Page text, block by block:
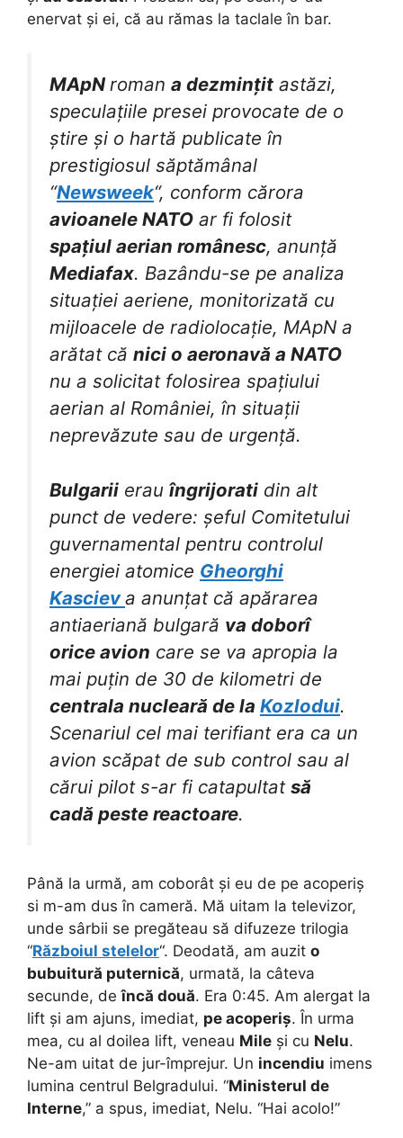
enervat și ei, că au rămas la taclale în bar.
MApNroman a dezmințit astăzi,
speculațiile presei provocate de o
știre și o hartă publicate în
prestigiosul săptămânal
“Newsweek“, conform cărora
avioanele NATO ar fi folosit
spațiul aerian românesc, anunță
Mediafax. Bazându-se pe analiza
situației aeriene, monitorizată cu
mijloacele de radiolocație, MApN a
arătat că nici o aeronavă a NATO
nu a solicitat folosirea spațiului
aerian al României, în situații
neprevăzute sau de urgență.
Bulgarii erau îngrijorati din alt
punct de vedere: șeful Comitetului
guvernamental pentru controlul
energiei atomice Gheorghi
Kascieva anunțat că apărarea
antiaeriană bulgară va doborî
orice avion care se va apropia la
mai puțin de 30 de kilometri de
centrala nucleară de la Kozlodui.
Scenariul cel mai terifiant era ca un
avion scăpat de sub control sau al
cărui pilot s-ar fi catapultat să
cadă peste reactoare.
Până la urmă, am coborât și eu de pe acoperiș
si m-am dus în cameră. Mă uitam la televizor,
unde sârbii se pregăteau să difuzeze trilogia
“Războiul stelelor“. Deodată, am auzit o
bubuitură puternică, urmată, la câteva
secunde, deîncă două. Era 0:45. Am alergat la
lift și am ajuns, imediat, pe acoperiș. În urma
mea, cu al doilea lift, veneau Mile și cu Nelu.
Ne-am uitat de jur-împrejur. Un incendiu imens
lumina centrul Belgradului. “Ministerul de
Interne,” a spus, imediat, Nelu. “Hai acolo!”